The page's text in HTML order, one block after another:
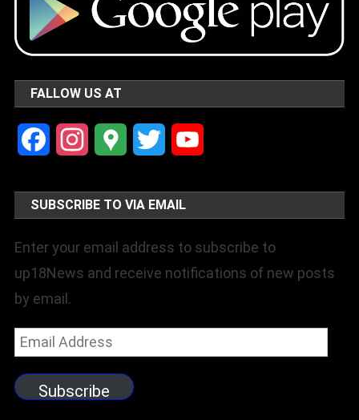
FALLOW US AT
FacebookInstagramGoogle Twitter
SUBSCRIBE TO VIA EMAIL
Enter your email address to subscribe to
up18News and receive notifications of new posts
by email.
Email
Subscribe